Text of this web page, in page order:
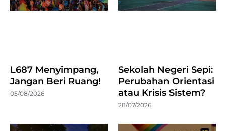
L687 Menyimpang,
Jangan Beri Ruang!
05/08/2026
Sekolah Negeri Sepi:
Perubahan Orientasi
atau Krisis Sistem?
28/07/2026